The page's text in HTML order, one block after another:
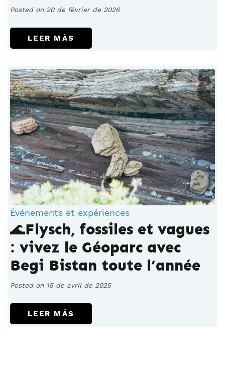
Posted on 20 de février de 2026
LEER MÁS
Événements et expériences
🌊Flysch, fossiles et vagues
: vivez le Géoparc avec
Begi Bistan toute l’année
Posted on 15 de avril de 2025
LEER MÁS